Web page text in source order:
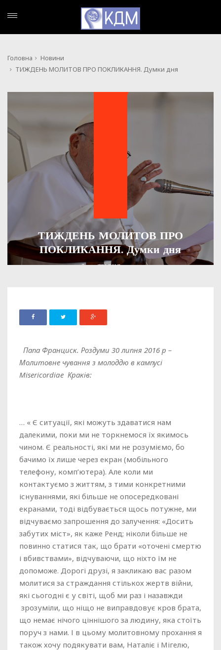
Головна
Новини
ТИЖДЕНЬ МОЛИТОВ ПРО ПОКЛИКАННЯ. Думки дня
ТИЖДЕНЬ МОЛИТОВ ПРО
ПОКЛИКАННЯ. Думки дня
ADMIN 15 ТРАВНЯ, 2025 432
Папа Франциск. Роздуми 30 липня 2016 р –
Молитовне чування з молоддю в кампусі
Misericordiae Краків:
… « Є ситуації, які можуть здаватися нам
далекими, поки ми не торкнемося їх якимось
чином. Є реальності, які ми не розуміємо, бо
бачимо їх лише через екран (мобільного
телефону, комп’ютера). Але коли ми
контактуємо з життям, з тими конкретними
існуваннями, які більше не опосередковані
екранами, тоді відбувається щось потужне, ми
відчуваємо запрошення до залучення: «Досить
забутих міст», як каже Ренд; ніколи більше не
повинно статися так, що брати «оточені смертю
і вбивствами», відчуваючи, що ніхто їм не
допоможе. Дорогі друзі, я закликаю вас разом
молитися за страждання стількох жертв війни,
які сьогодні є у світі, щоб ми раз і назавжди
зрозуміли, що ніщо не виправдовує кров брата,
що немає нічого ціннішого за людину, яка стоїть
поруч з нами. І в цьому молитовному прохання я
також хочу подякувати вам, Наталіє і Мігелю,